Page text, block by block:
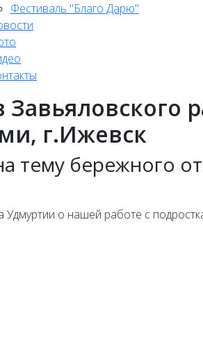
Фестиваль "Благо Дарю"
г.Ижевск
тему бережного